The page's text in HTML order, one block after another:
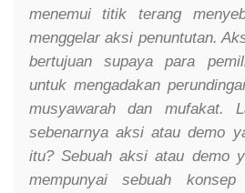
menemui titik terang
menggelar aksi penuntutan.
bertujuan supaya para
untuk mengadakan
musyawarah dan mufakat.
sebenarnya aksi atau demo
itu? Sebuah aksi atau demo
mempunyai sebuah